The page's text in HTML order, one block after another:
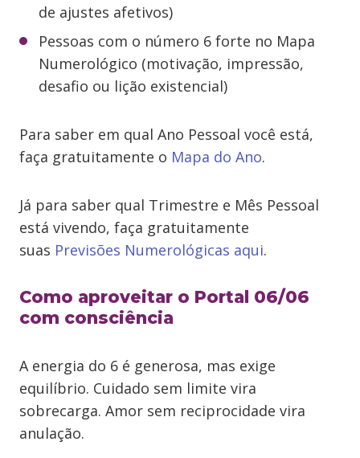
de ajustes afetivos)
Pessoas com o número 6 forte no Mapa
Numerológico (motivação, impressão,
desafio ou lição existencial)
Para saber em qual Ano Pessoal você está,
faça gratuitamente o Mapa do Ano.
Já para saber qual Trimestre e Mês Pessoal
está vivendo, faça gratuitamente
suas Previsões Numerológicas aqui.
Como aproveitar o Portal 06/06
com consciência
A energia do 6 é generosa, mas exige
equilíbrio. Cuidado sem limite vira
sobrecarga. Amor sem reciprocidade vira
anulação.